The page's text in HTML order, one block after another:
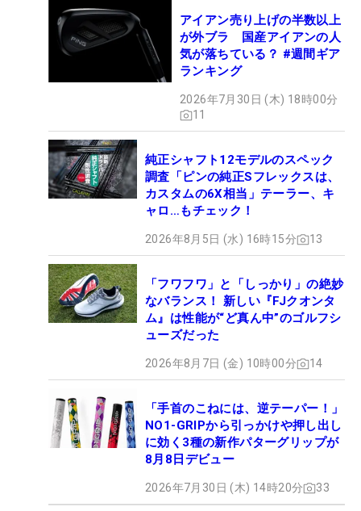
アイアン売り上げの半数以上
が外ブラ 国産アイアンの人
気が落ちている？ #週間ギア
ランキング
2026年7月30日 (木) 18時00分
11
純正シャフト12モデルのスペック
調査「ピンの純正Sフレックスは、
カスタムの6X相当」テーラー、キ
ャロ…もチェック！
2026年8月5日 (水) 16時15分 13
「フワフワ」と「しっかり」の絶妙
なバランス！ 新しい『FJクオンタ
ム』は性能が“ど真ん中”のゴルフシ
ューズだった
2026年8月7日 (金) 10時00分 14
「手首のこねには、逆テーパー！」
NO1-GRIPから引っかけや押し出し
に効く3種の新作パターグリップが
8月8日デビュー
2026年7月30日 (木) 14時20分 33